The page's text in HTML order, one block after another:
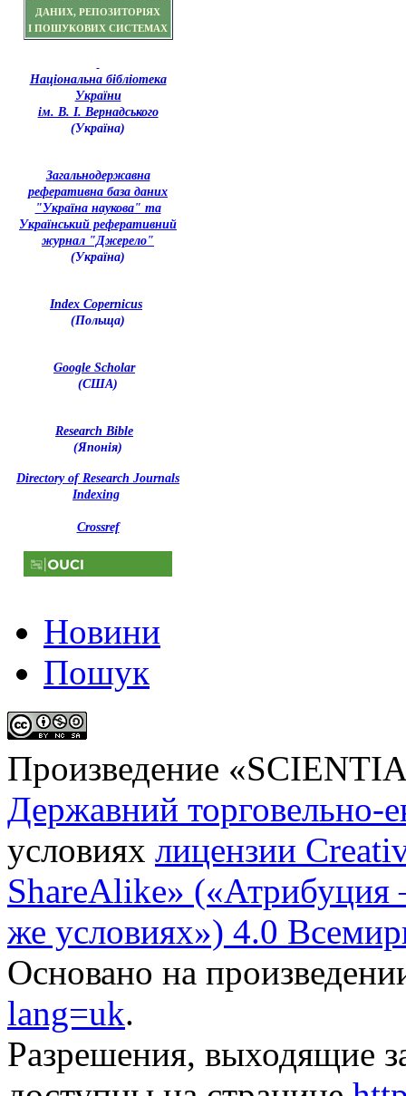
ДАНИХ, РЕПОЗИТОРІЯХ
І ПОШУКОВИХ СИСТЕМАХ
Національна бібліотека
України
ім. В. І. Вернадського
(Україна)
Загальнодержавна
реферативна база даних
"Україна наукова" та
Український реферативний
журнал "Джерело"
(Україна)
Index Copernicus
(Польща)
Google Scholar
(США)
Research Bible
(Японія)
Directory of Research Journals
Indexing
Crossref
Новини
Пошук
Произведение «
Державний торговельно-
условиях лицензии
ShareAlike»
же условиях») 4.0
Основано на
lang=uk.
Разрешения, выходящие